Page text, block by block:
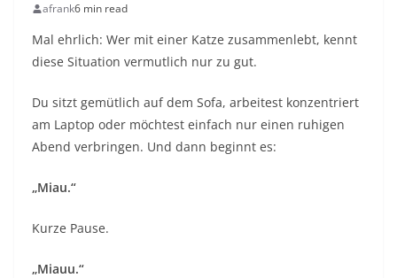
afrank6 min read
Mal ehrlich: Wer mit einer Katze zusammenlebt, kennt
diese Situation vermutlich nur zu gut.
Du sitzt gemütlich auf dem Sofa, arbeitest konzentriert
am Laptop oder möchtest einfach nur einen ruhigen
Abend verbringen. Und dann beginnt es:
„Miau.“
Kurze Pause.
„Miauu.“